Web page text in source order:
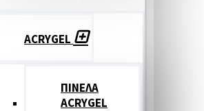
ACRYGEL
ΠΙΝΕΛΑ
ACRYGEL